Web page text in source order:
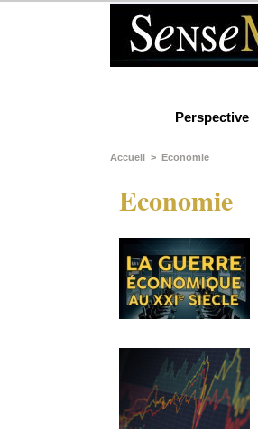
Perspective
Accueil > Economie
Economie